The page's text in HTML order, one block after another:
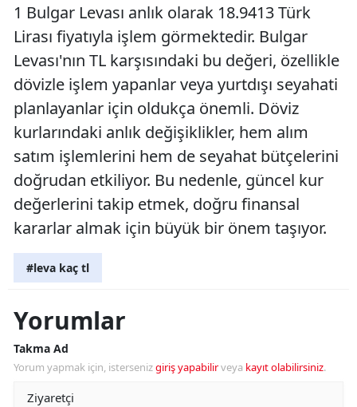
1 Bulgar Levası anlık olarak 18.9413 Türk
Lirası fiyatıyla işlem görmektedir. Bulgar
Levası'nın TL karşısındaki bu değeri, özellikle
dövizle işlem yapanlar veya yurtdışı seyahati
planlayanlar için oldukça önemli. Döviz
kurlarındaki anlık değişiklikler, hem alım
satım işlemlerini hem de seyahat bütçelerini
doğrudan etkiliyor. Bu nedenle, güncel kur
değerlerini takip etmek, doğru finansal
kararlar almak için büyük bir önem taşıyor.
#leva kaç tl
Yorumlar
Takma Ad
Yorum yapmak için, istersenizgiriş yapabilirveya kayıt olabilirsiniz.